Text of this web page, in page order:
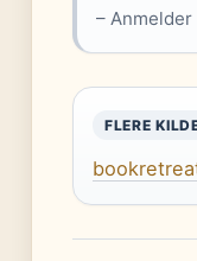
–
FLERE